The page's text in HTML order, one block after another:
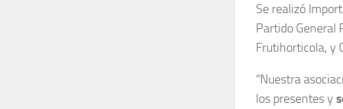
Se realizó
Partido General
Frutihorticola, y
“Nuestra
los presentes y